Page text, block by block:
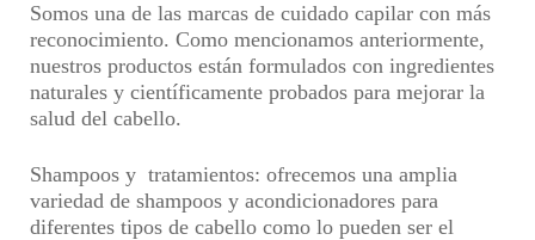
Somos una de las marcas de cuidado capilar con más
reconocimiento. Como mencionamos anteriormente,
nuestros productos están formulados con ingredientes
naturales y científicamente probados para mejorar la
salud del cabello.
Shampoos y tratamientos: ofrecemos una amplia
variedad de shampoos y acondicionadores para
diferentes tipos de cabello como lo pueden ser el